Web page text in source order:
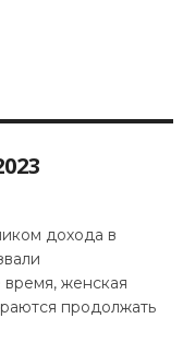
дохода в
женская
продолжать